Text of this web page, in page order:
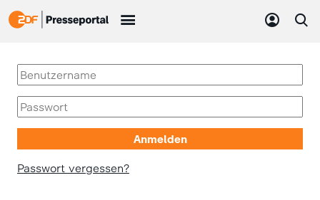
Passwort vergessen?